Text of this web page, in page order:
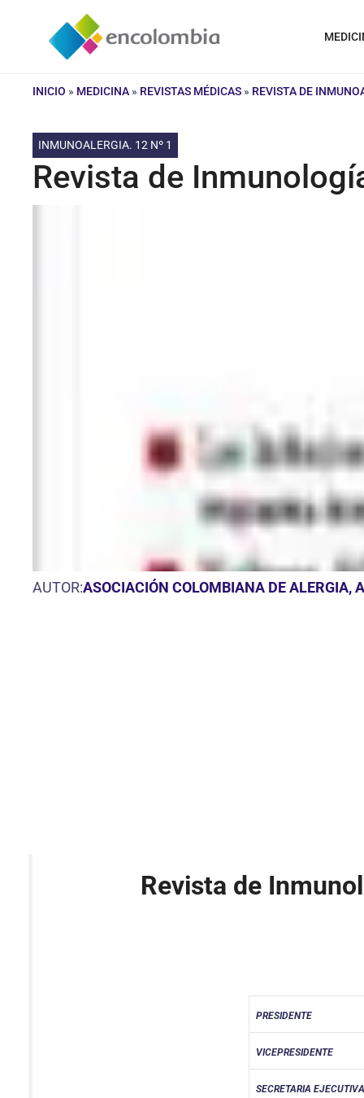
contenido
INICIO » MEDICINA » REVISTAS MÉDICAS » REVISTA DE
INMUNOALERGIA. 12 Nº 1
Revista de
AUTOR:ASOCIACIÓN COLOMBIANA DE ALERGIA,
Revista de
PRESIDENTE
VICEPRESIDENTE
SECRETARIA EJECUTIVA